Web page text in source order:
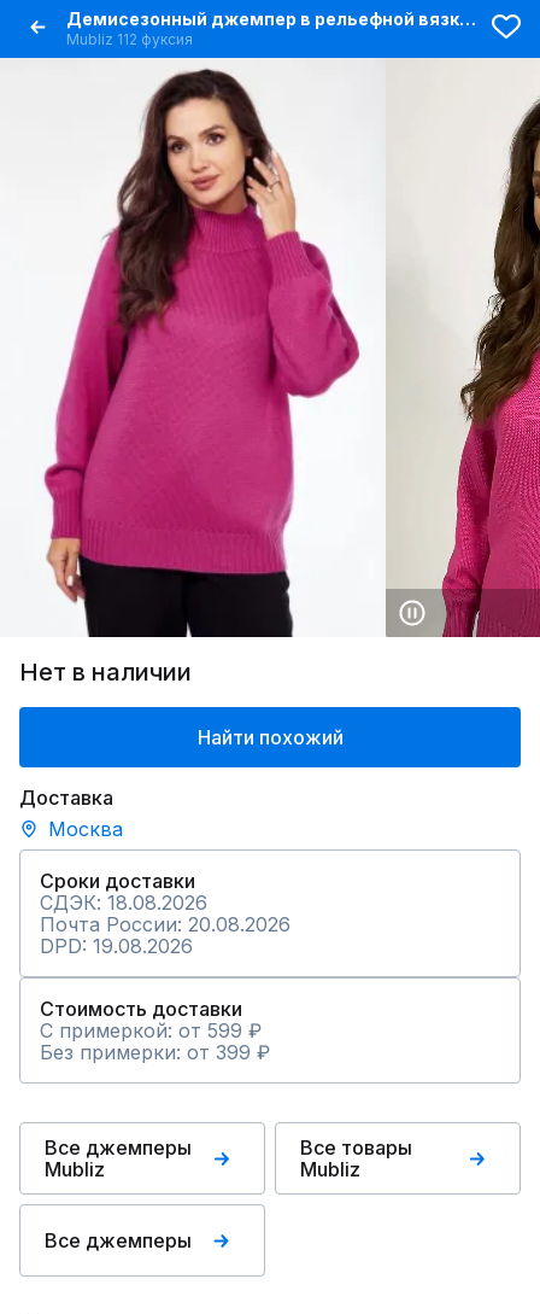
Демисезонный джемпер в рельефной вязке с длинными рукавами
Mubliz 112 фуксия
Нет в наличии
Найти похожий
Доставка
Москва
Сроки доставки
СДЭК: 18.08.2026
Почта России: 20.08.2026
DPD: 19.08.2026
Стоимость доставки
С примеркой: от 599 ₽
Без примерки: от 399 ₽
Все джемперы
Mubliz
Все товары
Mubliz
Все джемперы